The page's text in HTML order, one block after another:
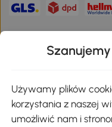
Pobierz aplikację
Używamy plików
korzystania z naszej
umożliwić nam i